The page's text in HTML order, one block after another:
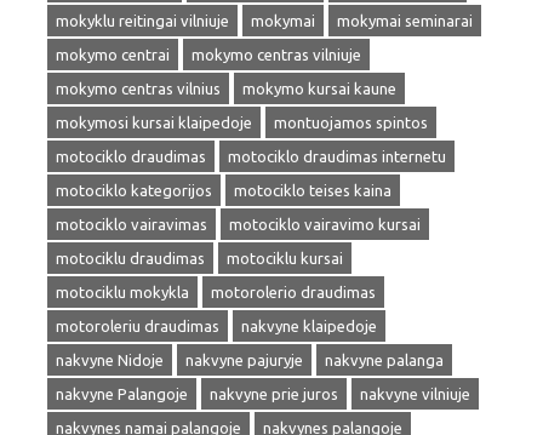
mokyklu reitingai vilniuje
mokymai
mokymai seminarai
mokymo centrai
mokymo centras vilniuje
mokymo centras vilnius
mokymo kursai kaune
mokymosi kursai klaipedoje
montuojamos spintos
motociklo draudimas
motociklo draudimas internetu
motociklo kategorijos
motociklo teises kaina
motociklo vairavimas
motociklo vairavimo kursai
motociklu draudimas
motociklu kursai
motociklu mokykla
motorolerio draudimas
motoroleriu draudimas
nakvyne klaipedoje
nakvyne Nidoje
nakvyne pajuryje
nakvyne palanga
nakvyne Palangoje
nakvyne prie juros
nakvyne vilniuje
nakvynes namai palangoje
nakvynes palangoje